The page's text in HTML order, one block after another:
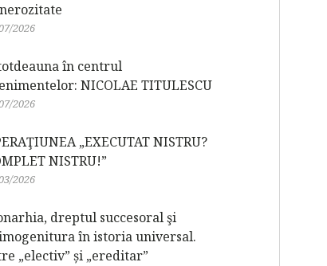
2026
în centrul
NICOLAE TITULESCU
2026
„EXECUTAT NISTRU?
NISTRU!”
2026
dreptul succesoral şi
în istoria universal.
„electiv” și „ereditar”